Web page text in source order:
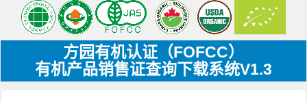
方园有机认证（FOFCC）
有机产品销售证查询下载系统V1.3